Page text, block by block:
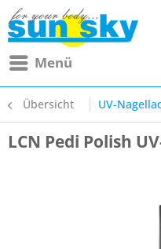
Menü
Übersicht UV-
LCN Pedi Polish